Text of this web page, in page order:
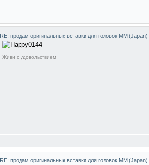
RE: продам оригинальные вставки для головок ММ (Japan)
Живи с удовольствием
RE: продам оригинальные вставки для головок ММ (Japan)